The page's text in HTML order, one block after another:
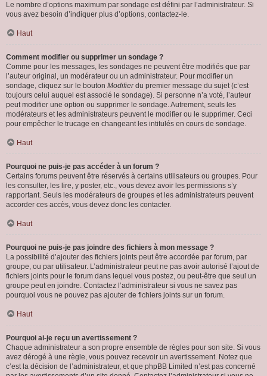
Le nombre d’options maximum par sondage est défini par l’administrateur. Si
vous avez besoin d’indiquer plus d’options, contactez-le.
Haut
Comment modifier ou supprimer un sondage ?
Comme pour les messages, les sondages ne peuvent être modifiés que par
l’auteur original, un modérateur ou un administrateur. Pour modifier un
sondage, cliquez sur le bouton Modifierdu premier message du sujet (c’est
toujours celui auquel est associé le sondage). Si personne n’a voté, l’auteur
peut modifier une option ou supprimer le sondage. Autrement, seuls les
modérateurs et les administrateurs peuvent le modifier ou le supprimer. Ceci
pour empêcher le trucage en changeant les intitulés en cours de sondage.
Haut
Pourquoi ne puis-je pas accéder à un forum ?
Certains forums peuvent être réservés à certains utilisateurs ou groupes. Pour
les consulter, les lire, y poster, etc., vous devez avoir les permissions s’y
rapportant. Seuls les modérateurs de groupes et les administrateurs peuvent
accorder ces accès, vous devez donc les contacter.
Haut
Pourquoi ne puis-je pas joindre des fichiers à mon message ?
La possibilité d’ajouter des fichiers joints peut être accordée par forum, par
groupe, ou par utilisateur. L’administrateur peut ne pas avoir autorisé l’ajout de
fichiers joints pour le forum dans lequel vous postez, ou peut-être que seul un
groupe peut en joindre. Contactez l’administrateur si vous ne savez pas
pourquoi vous ne pouvez pas ajouter de fichiers joints sur un forum.
Haut
Pourquoi ai-je reçu un avertissement ?
Chaque administrateur a son propre ensemble de règles pour son site. Si vous
avez dérogé à une règle, vous pouvez recevoir un avertissement. Notez que
c’est la décision de l’administrateur, et que phpBB Limited n’est pas concerné